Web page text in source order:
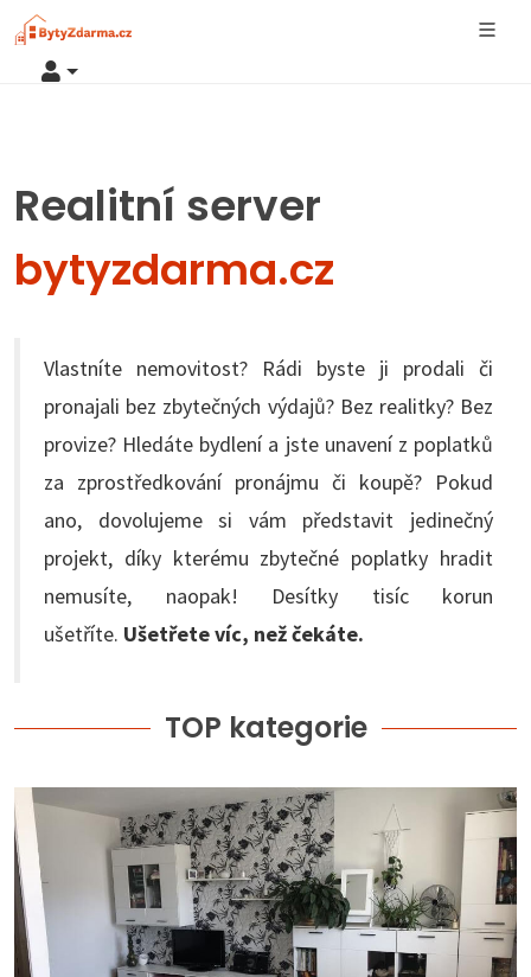
Realitní server
bytyzdarma.cz
Vlastníte nemovitost? Rádi byste ji prodali či
pronajali bez zbytečných výdajů? Bez realitky? Bez
provize? Hledáte bydlení a jste unavení z poplatků
za zprostředkování pronájmu či koupě? Pokud
ano, dovolujeme si vám představit jedinečný
projekt, díky kterému zbytečné poplatky hradit
nemusíte, naopak! Desítky tisíc korun
ušetříte. Ušetřete víc, než čekáte.
TOP kategorie